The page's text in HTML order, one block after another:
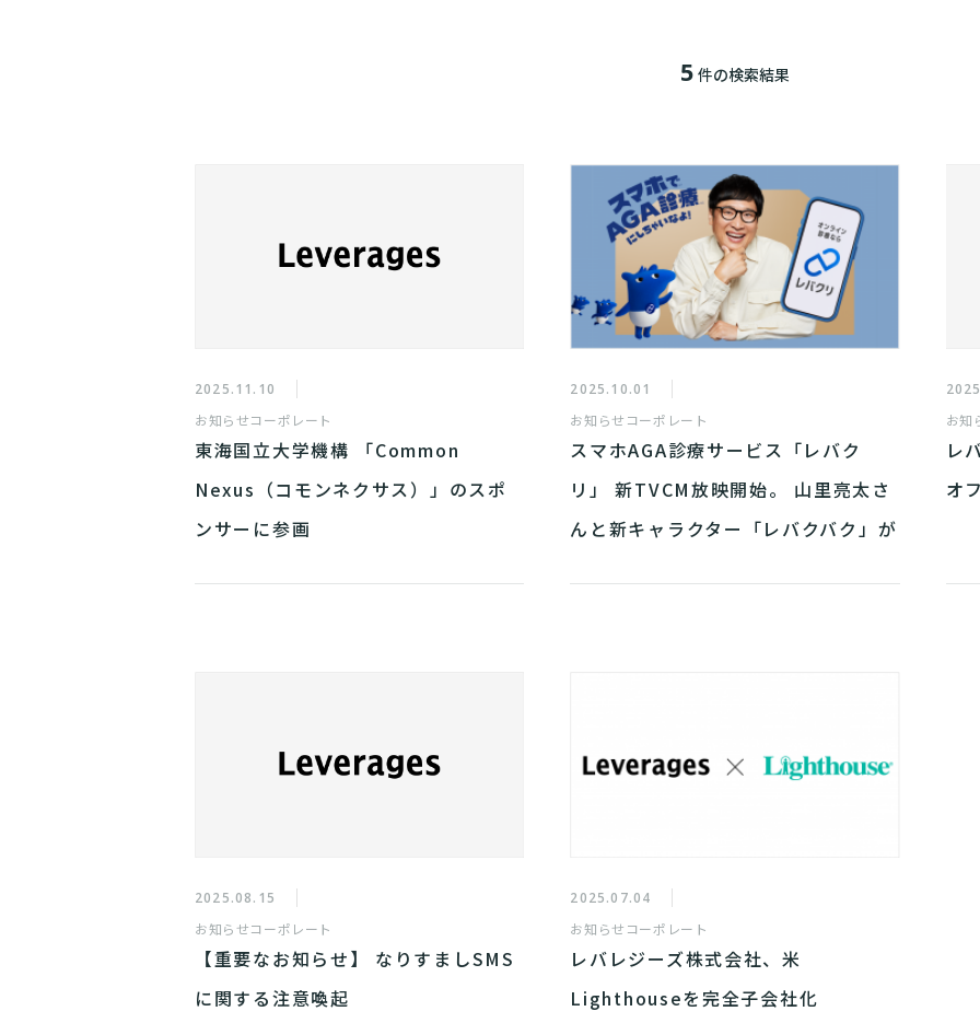
5 件の検索結果
2025.11.10
お知らせコーポレート
東海国立大学機構 「Common
Nexus（コモンネクサス）」のスポ
ンサーに参画
2025.10.01
お知らせ コーポレート
スマホAGA診療サービス「レバク
リ」 新TVCM放映開始。 山里亮太さ
んと新キャラクター「レバクバク」が
お知
レ
オ
2025.08.15
お知らせコーポレート
【重要なお知らせ】 なりすましSMS
に関する注意喚起
2025.07.04
お知らせ コーポレート
レバレジーズ株式会社、米
Lighthouseを完全子会社化